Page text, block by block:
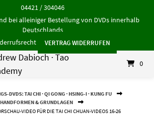
04421 / 304046
bei alleiniger Bestellung von DVDs innerhalb
Deutschlands
VERTRAG WIDERRUFEN
Dabioch · Tao
0
DVDS: TAI CHI · QI GONG · HSING-I · KUNG FU
& GRUNDLAGEN
VIDEO FÜR DIE TAI CHI CHUAN-VIDEOS 16-26